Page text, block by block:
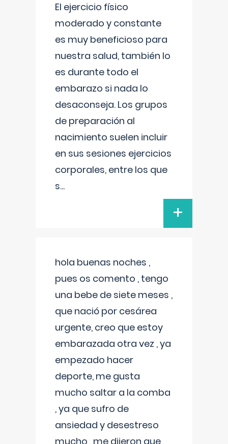
El ejercicio físico
moderado y constante
es muy beneficioso para
nuestra salud, también lo
es durante todo el
embarazo si nada lo
desaconseja. Los grupos
de preparación al
nacimiento suelen incluir
en sus sesiones ejercicios
corporales, entre los que
s...
+
hola buenas noches ,
pues os comento , tengo
una bebe de siete meses ,
que nació por cesárea
urgente, creo que estoy
embarazada otra vez , ya
empezado hacer
deporte, me gusta
mucho saltar a la comba
, ya que sufro de
ansiedad y desestreso
mucho , me dijeron que